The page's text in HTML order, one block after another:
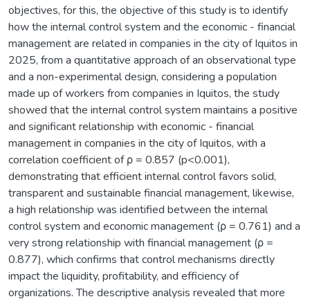
objectives, for this, the objective of this study is to identify
how the internal control system and the economic - financial
management are related in companies in the city of Iquitos in
2025, from a quantitative approach of an observational type
and a non-experimental design, considering a population
made up of workers from companies in Iquitos, the study
showed that the internal control system maintains a positive
and significant relationship with economic - financial
management in companies in the city of Iquitos, with a
correlation coefficient of ρ = 0.857 (p<0.001),
demonstrating that efficient internal control favors solid,
transparent and sustainable financial management, likewise,
a high relationship was identified between the internal
control system and economic management (ρ = 0.761) and a
very strong relationship with financial management (ρ =
0.877), which confirms that control mechanisms directly
impact the liquidity, profitability, and efficiency of
organizations. The descriptive analysis revealed that more